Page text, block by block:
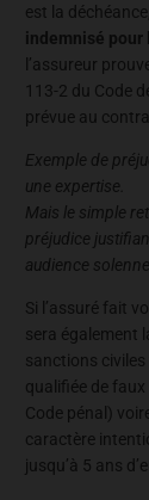
est la
indemnisé pour
l’assureur
113-2 du Code
prévue au
Exemple de
une expertise.
Mais le simple
préjudice
audience
Si l’assuré fait
sera également
sanctions
qualifiée de
Code pénal)
caractère
jusqu’à 5 ans